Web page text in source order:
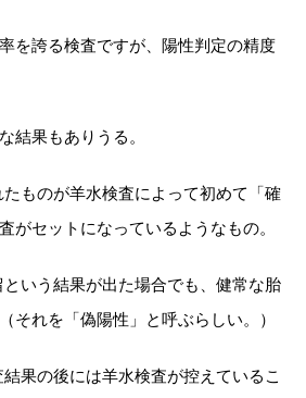
を誇る検査ですが、陽性判定の精度
結果もありうる。
ものが羊水検査によって初めて「確
がセットになっているようなもの。
いう結果が出た場合でも、健常な胎
それを「偽陽性」と呼ぶらしい。）
果の後には羊水検査が控えているこ